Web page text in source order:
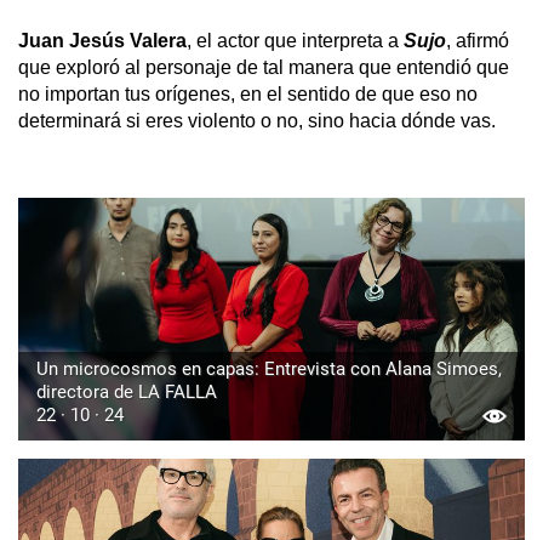
Juan Jesús Valera, el actor que interpreta a Sujo, afirmó
que exploró al personaje de tal manera que entendió que
no importan tus orígenes, en el sentido de que eso no
determinará si eres violento o no, sino hacia dónde vas.
Un microcosmos en capas: Entrevista con Alana Simoes,
directora de LA FALLA
22 · 10 · 24